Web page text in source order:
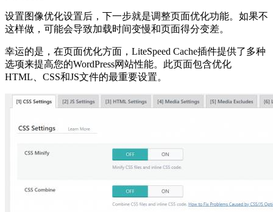
设置图像优化设置后，下一步就是调整页面优化功能。如果不
这样做，可能会导致加载时间变慢和页面得分变差。
幸运的是，在页面优化方面，LiteSpeed Cache插件提供了多种
选项来提高您的WordPress网站性能。此页面包含优化
HTML、CSS和JS文件的最重要设置。